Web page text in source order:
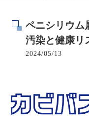
ペニシリウム
汚染と健康リ
2024/05/13